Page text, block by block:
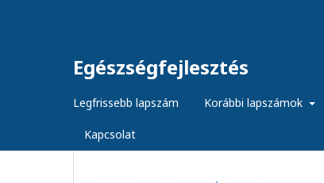
Egészségfejlesztés
Legfrissebb lapszám Korábbi lapszámok
Kapcsolat